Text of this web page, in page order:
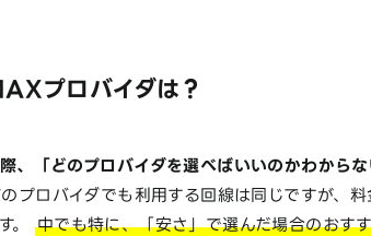
プロバイダは？
、「どのプロバイダを選べばいいのかわから
プロバイダでも利用する回線は同じですが、料
。
中でも特に、「安さ」で選んだ場合のおす